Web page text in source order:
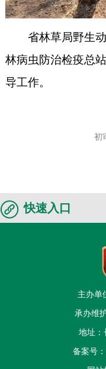
省林草局野生
林病虫防治检疫总
导工作。
初
快速入口
主办单
承办维
地址：
备案号：